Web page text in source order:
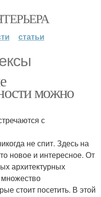
статьи
можно
с
не спит. Здесь на
новое и интересное. От
архитектурных
стоит посетить. В этой